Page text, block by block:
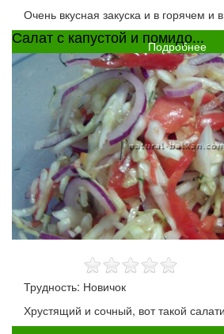
Очень вкусная закуска и в горячем и
Подробнее
Салат с капустой и помидо...
Трудность: Новичок
Хрустящий и сочный, вот такой